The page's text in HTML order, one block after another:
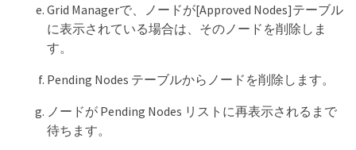
Grid Managerで、ノードが[Approved Nodes]テーブル
に表示されている場合は、そのノードを削除しま
す。
Pending Nodes テーブルからノードを削除します。
ノードが Pending Nodes リストに再表示されるまで
待ちます。